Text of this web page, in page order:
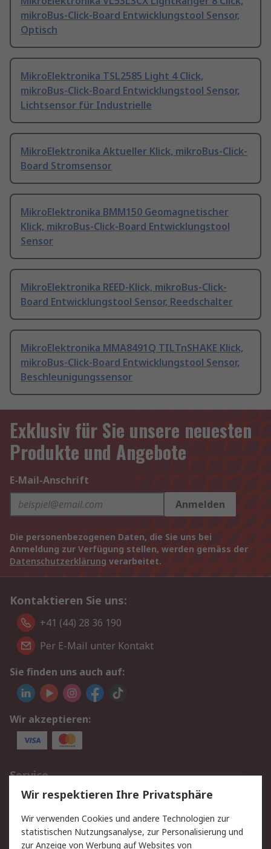
mikroBus-Click-Board Entwicklungstool Sensor,
Optisch
MikroElektronika TSL2585 Light 4 Click,
mikroBus-Click-Board Entwicklungstool Sensor,
Lichtsensor für Industrielle
MikroElektronika Aktueller Klick, mikroBus-Click-
Board Stromsensor
MikroElektronika BMM150 Geomagnetischer
Klick, mikroBus-Click-Board Entwicklungstool
Sensor
MikroElektronika REED-Klick, mikroBus-Click-
Board Entwicklungstool Sensor, Reedschalter
MikroElektronika MMA8491Q TILTnSHAKE Klick,
mikroBus-Click-Board Entwicklungstool Sensor,
Beschleunigungssensor
Exklusiv für Sie unsere neuesten
Produkte und Angebote
E-Mail-Anschrift
Anmelden
Die personenbezogenen Daten, die Sie uns bei
Anmeldung zur Verfügung stellen, werden gemäss der
Datenschutzerklärung verarbeitet.
Kontaktieren Sie uns:
+41 (44) 28 36 190
Per E-Mail unter Kontakt
Sie finden uns auch auf:
Wir akzeptieren:
Service
Value Added Services
Lieferlösungen
Rücksendungen
Kontakt
Hilfe
Wir respektieren Ihre Privatsphäre
Wir verwenden Cookies und andere Technologien zur
statistischen Nutzungsanalyse, zur Personalisierung und
zur Anzeige von Werbung auf Websites von